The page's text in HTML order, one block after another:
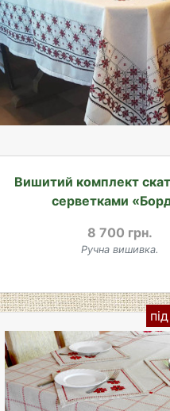
Вишитий комплект
серветками
8 700 грн.
Ручна вишивка.